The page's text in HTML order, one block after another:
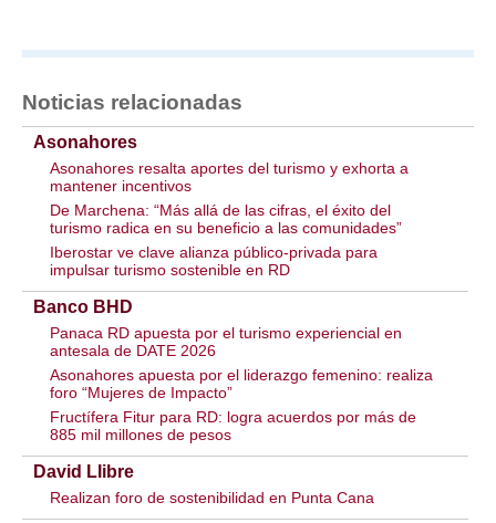
Noticias relacionadas
Asonahores
Asonahores resalta aportes del turismo y exhorta a
mantener incentivos
De Marchena: “Más allá de las cifras, el éxito del
turismo radica en su beneficio a las comunidades”
Iberostar ve clave alianza público-privada para
impulsar turismo sostenible en RD
Banco BHD
Panaca RD apuesta por el turismo experiencial en
antesala de DATE 2026
Asonahores apuesta por el liderazgo femenino: realiza
foro “Mujeres de Impacto”
Fructífera Fitur para RD: logra acuerdos por más de
885 mil millones de pesos
David LIibre
Realizan foro de sostenibilidad en Punta Cana